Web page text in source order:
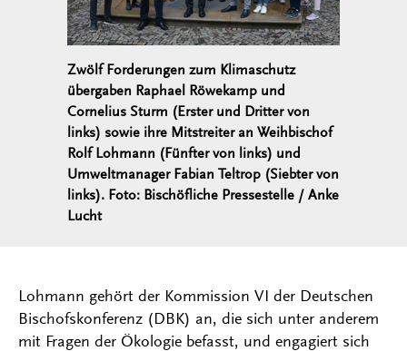
Zwölf Forderungen zum Klimaschutz
übergaben Raphael Röwekamp und
Cornelius Sturm (Erster und Dritter von
links) sowie ihre Mitstreiter an Weihbischof
Rolf Lohmann (Fünfter von links) und
Umweltmanager Fabian Teltrop (Siebter von
links). Foto: Bischöfliche Pressestelle / Anke
Lucht
Lohmann gehört der Kommission VI der Deutschen
Bischofskonferenz (DBK) an, die sich unter anderem
mit Fragen der Ökologie befasst, und engagiert sich